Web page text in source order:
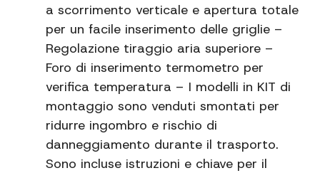
Predisposizione per accessorio
affumicatura a freddo
Sì
Griglie incluse
Ganci inclusi 5
a scorrimento verticale e apertura totale
per un facile inserimento delle griglie –
Regolazione tiraggio aria superiore –
Foro di inserimento termometro per
verifica temperatura – I modelli in KIT di
montaggio sono venduti smontati per
ridurre ingombro e rischio di
danneggiamento durante il trasporto.
Sono incluse istruzioni e chiave per il